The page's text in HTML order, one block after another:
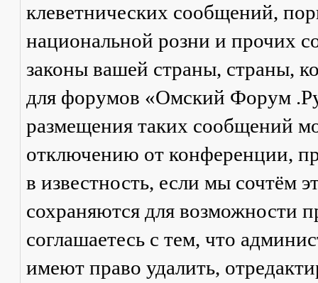
клеветнических сообщений,
национальной розни и прочих
законы вашей страны, страны,
для форумов «Омский Форум
размещения таких сообщений
отключению от конференции,
в известность, если мы сочтём
сохраняются для возможности
соглашаетесь с тем, что
имеют право удалить,